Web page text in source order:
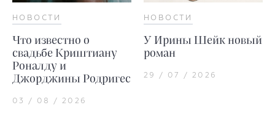
НОВОСТИ
Что известно о
свадьбе Криштиану
Роналду и
Джорджины Родригес
03 / 08 / 2026
НОВОСТИ
У Ирины Шейк новый
роман
29 / 07 / 2026